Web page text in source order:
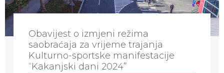
Obavijest o izmjeni režima
saobraćaja za vrijeme trajanja
Kulturno-sportske manifestacije
“Kakanjski dani 2024”